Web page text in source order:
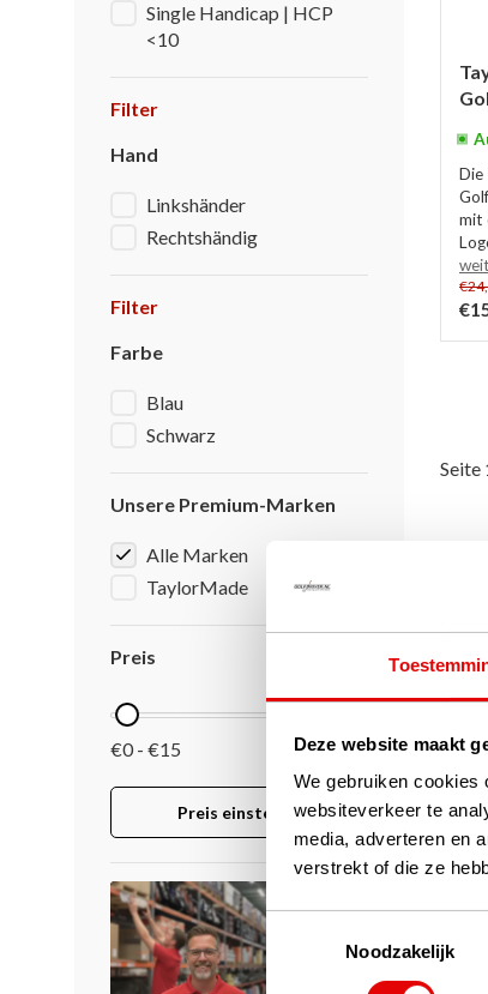
Deze website maakt
We gebruiken cookies
websiteverkeer te
media, adverteren en
verstrekt of die ze
Toestemmingsselectie
Noodzakelijk
Single Handicap | HCP
<10
Filter
Hand
Linkshänder
Rechtshändig
Filter
Farbe
Blau
Schwarz
Unsere Premium-Marken
Alle Marken
TaylorMade
Preis
€0 - €15
Preis einstellen
Die
mit
Seite